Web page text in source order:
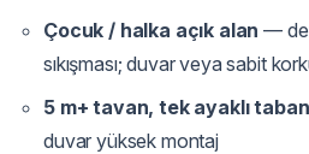
Çocuk / halka açık alan —
sıkışması; duvar veya sabit
5 m+ tavan, tek ayaklı taban
duvar yüksek montaj